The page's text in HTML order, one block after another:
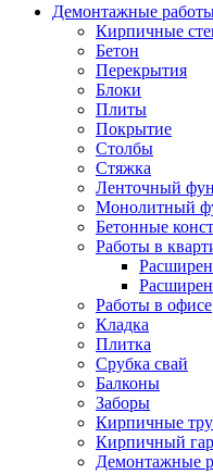
Демонтажные
Кирпичные
Бетон
Перекрытия
Блоки
Плиты
Покрытие
Столбы
Стяжка
Ленточный
Монолитный
Бетонные
Работы в
Работы в офисе
Кладка
Плитка
Срубка свай
Балконы
Заборы
Кирпичные
Кирпичный
Демонтажные